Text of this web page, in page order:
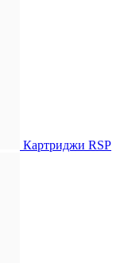
Картриджи RSP